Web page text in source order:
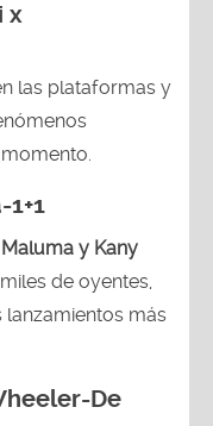
x
las plataformas y
Maluma y Kany
de oyentes,
más
De